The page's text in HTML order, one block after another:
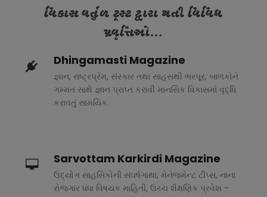
વિકાસ વર્તુળ ટ્રસ્ટ દ્વારા થતી વિવિધ
પ્રવૃત્તિઓ...
Dhingamasti Magazine
જ્ઞાન, રાષ્ટ્રપ્રેમ, સંસ્કાર તથા સાહસથી ભરપૂર, બાળકોને
ગમ્મત સાથે જ્ઞાન પ્રાપ્ત કરાવી માનસિક વિકાસમાં વૃદ્ધિ
કરાવતું સામયિક.
Sarvottam Karkirdi Magazine
ઉદ્યોગ સાહસિકોની સંઘર્ષગાથા, મેનેજમેન્ટ ટીપ્સ, નાના
રોજગાર ધંધા વિષયક માહિતી, ઉચ્ચ શૈક્ષણિક પ્રવેશ -